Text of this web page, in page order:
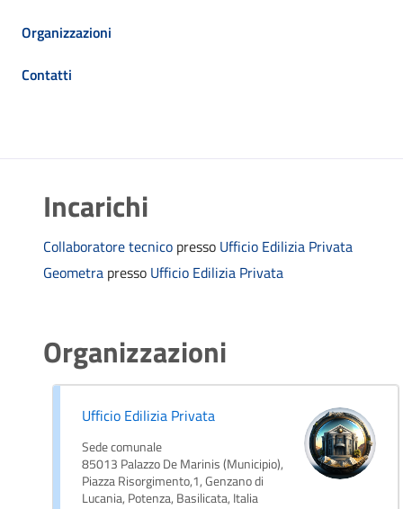
Organizzazioni
Contatti
Incarichi
Collaboratore tecnico presso Ufficio Edilizia Privata
Geometra presso Ufficio Edilizia Privata
Organizzazioni
Ufficio Edilizia Privata
Sede comunale
85013 Palazzo De Marinis (Municipio),
Piazza Risorgimento,1, Genzano di
Lucania, Potenza, Basilicata, Italia